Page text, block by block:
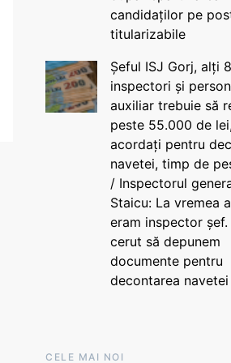
candidaților pe
titularizabile
Șeful ISJ Gorj, alți 8
inspectori și
auxiliar trebuie să
peste 55.000 de
acordați pentru
navetei, timp de
/ Inspectorul
Staicu: La vremea
eram inspector șef.
cerut să depunem
documente pentru
decontarea navetei
CELE MAI NOI